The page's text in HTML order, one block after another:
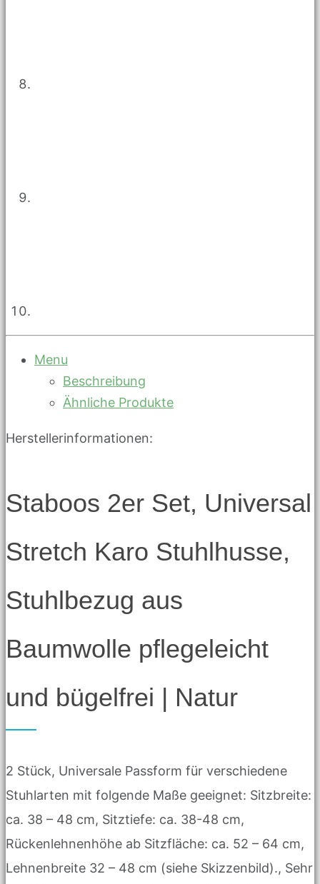
Menu
Beschreibung
Ähnliche Produkte
Herstellerinformationen:
Staboos 2er Set, Universal
Stretch Karo Stuhlhusse,
Stuhlbezug aus
Baumwolle pflegeleicht
und bügelfrei | Natur
2 Stück, Universale Passform für verschiedene
Stuhlarten mit folgende Maße geeignet: Sitzbreite:
ca. 38 – 48 cm, Sitztiefe: ca. 38-48 cm,
Rückenlehnenhöhe ab Sitzfläche: ca. 52 – 64 cm,
Lehnenbreite 32 – 48 cm (siehe Skizzenbild)., Sehr